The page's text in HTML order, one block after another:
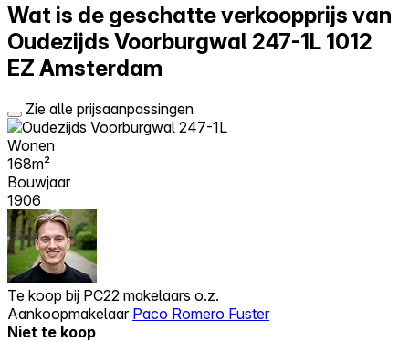
Wat is de geschatte verkoopprijs van
Oudezijds Voorburgwal 247-1L 1012
EZ Amsterdam
Zie alle prijsaanpassingen
Wonen
168m²
Bouwjaar
1906
Te koop bij PC22 makelaars o.z.
Aankoopmakelaar Paco Romero Fuster
Niet te koop